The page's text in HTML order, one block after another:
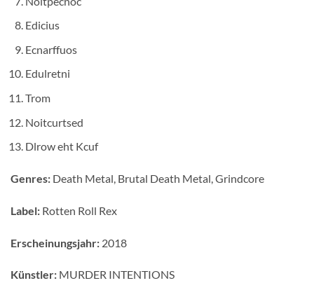
Edicius
Ecnarffuos
Edulretni
Trom
Noitcurtsed
Dlrow eht Kcuf
Genres: Death Metal, Brutal Death Metal, Grindcore
Label: Rotten Roll Rex
Erscheinungsjahr: 2018
Künstler: MURDER INTENTIONS